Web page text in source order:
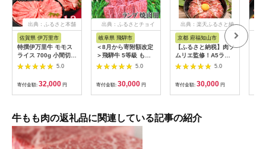
出典：ふるさと本舗
佐賀県 伊万里市
特撰伊万里牛 モモス
ライス 700g 小間切れ
500g セット 044-
5.0
寄付金額: 32,000 円
出典：ふるさとチョイ
岐阜県 飛騨市
＜8月から寄附額改定
＞飛騨牛 5等級 もも
肉レア部位 ランプ 焼
肉用300ｇ 飛騨市推
奨特産品 古里精肉店
牛肉 和牛 肉 焼肉 熨
斗掛け 熨斗掛け
[C0043ch]
5.0
寄付金額: 30,000 円
出典：楽天ふるさと納
京都 府福知山市
【ふるさと納税】肉ソ
ムリエ監修！A5ラン
ク厳選和牛ローストビ
ーフ(300g×2本・計
600g) ローストビーフ
A5ランク 和牛 レシピ
ギフト 贈答 贈答品 お
せ市 【fc-AX001】
【肉のABCフーズ福
5.0
寄付金額: 30,000 円
牛もも肉の返礼品に関連している記事の紹介